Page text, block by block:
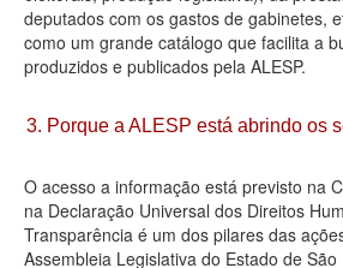
Contato
deputados com os gastos de gabinetes,
como um grande catálogo que facilita a
produzidos e publicados pela ALESP.
3. Porque a ALESP está abrindo os
O acesso a informação está previsto na
na Declaração Universal dos Direitos
Transparência é um dos pilares das
Assembleia Legislativa do Estado de